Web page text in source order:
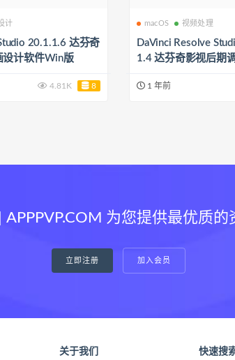
计
20.1.1.6 达芬奇
设计软件Win版
4.81K 8
macOS 视频处理
DaVinci Resolve
1.4 达芬奇影视后期
1 年前
APPPVP.COM 为您提供最优质的
立即注册 加入会员
关于我们 快速搜